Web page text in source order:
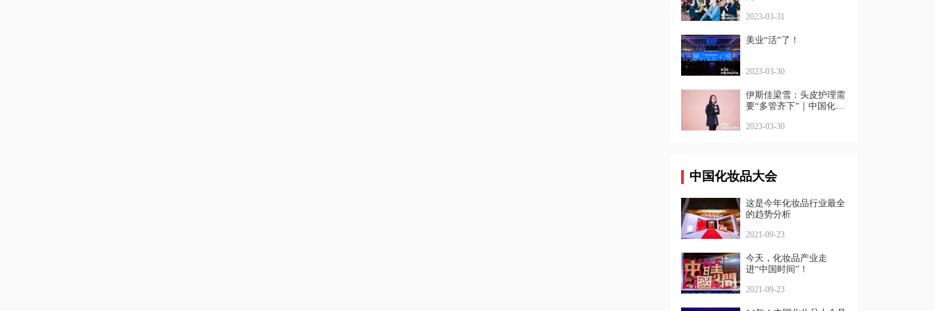
2023-03-31
美业“活”了！
2023-03-30
伊斯佳梁雪：头皮护理需
要“多管齐下”｜中国化妆
2023-03-30
中国化妆品大会
这是今年化妆品行业最全
的趋势分析
2021-09-23
今天，化妆品产业走
进“中国时间”！
2021-09-23